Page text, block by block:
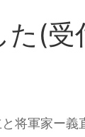
た(受
将軍家ー義